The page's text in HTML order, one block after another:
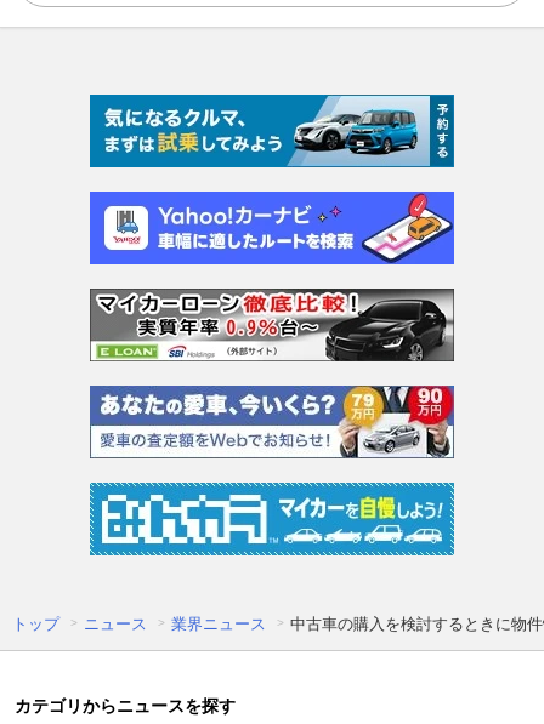
トップ ニュース 業界ニュース 中古車の購入を検討するときに物
カテゴリからニュースを探す